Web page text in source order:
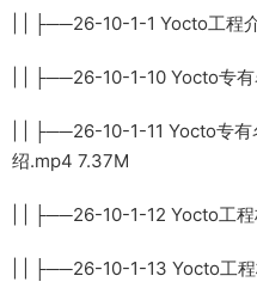
| | ├──26-10-1-1 Yocto工程
| | ├──26-10-1-10 Yocto专
| | ├──26-10-1-11 Yocto专
绍.mp4 7.37M
| | ├──26-10-1-12 Yocto工
| | ├──26-10-1-13 Yocto工